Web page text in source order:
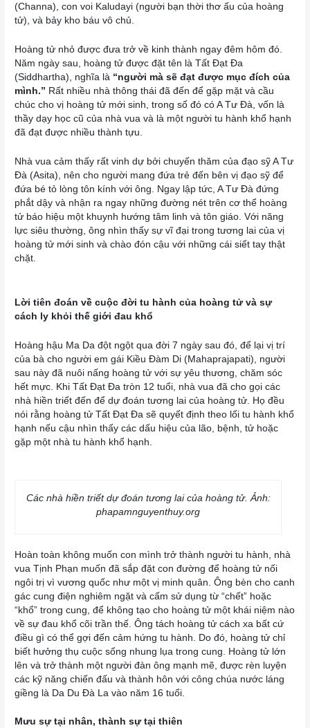
(Channa), con voi Kaludayi (người bạn thời thơ ấu của hoàng
tử), và bảy kho báu vô chủ.
Hoàng tử nhỏ được đưa trở về kinh thành ngay đêm hôm đó.
Năm ngày sau, hoàng tử được đặt tên là Tất Đạt Đa
(Siddhartha), nghĩa là “người mà sẽ đạt được mục đích của
mình.” Rất nhiều nhà thông thái đã đến để gặp mặt và cầu
chúc cho vị hoàng tử mới sinh, trong số đó có A Tư Đà, vốn là
thầy dạy học cũ của nhà vua và là một người tu hành khổ hạnh
đã đạt được nhiều thành tựu.
Nhà vua cảm thấy rất vinh dự bởi chuyến thăm của đạo sỹ A Tư
Đà (Asita), nên cho người mang đứa trẻ đến bên vị đạo sỹ để
đứa bé tỏ lòng tôn kính với ông. Ngay lập tức, A Tư Đà đứng
phắt dậy và nhận ra ngay những đường nét trên cơ thể hoàng
tử báo hiệu một khuynh hướng tâm linh và tôn giáo. Với năng
lực siêu thường, ông nhìn thấy sự vĩ đại trong tương lai của vị
hoàng tử mới sinh và chào đón cậu với những cái siết tay thật
chặt.
Lời tiên đoán về cuộc đời tu hành của hoàng tử và sự
cách ly khỏi thế giới đau khổ
Hoàng hậu Ma Da đột ngột qua đời 7 ngày sau đó, để lại vị trí
của bà cho người em gái Kiều Đàm Di (Mahaprajapati), người
sau này đã nuôi nấng hoàng tử với sự yêu thương, chăm sóc
hết mực. Khi Tất Đạt Đa tròn 12 tuổi, nhà vua đã cho gọi các
nhà hiền triết đến để dự đoán tương lai của hoàng tử. Họ đều
nói rằng hoàng tử Tất Đạt Đa sẽ quyết định theo lối tu hành khổ
hạnh nếu cậu nhìn thấy các dấu hiệu của lão, bệnh, tử hoặc
gặp một nhà tu hành khổ hạnh.
Các nhà hiền triết dự đoán tương lai của hoàng tử. Ảnh:
phapamnguyenthuy.org
Hoàn toàn không muốn con mình trở thành người tu hành, nhà
vua Tịnh Phạn muốn đã sắp đặt con đường để hoàng tử nối
ngôi trị vì vương quốc như một vị minh quân. Ông bèn cho canh
gác cung điện nghiêm ngặt và cấm sử dụng từ “chết” hoặc
“khổ” trong cung, để không tạo cho hoàng tử một khái niệm nào
về sự đau khổ cõi trần thế. Ông tách hoàng tử cách xa bất cứ
điều gì có thể gợi đến cảm hứng tu hành. Do đó, hoàng tử chỉ
biết hưởng thụ cuộc sống nhung lụa trong cung. Hoàng tử lớn
lên và trở thành một người đàn ông mạnh mẽ, được rèn luyện
các kỹ năng chiến đấu và thành hôn với công chúa nước láng
giềng là Da Du Đà La vào năm 16 tuổi.
Mưu sự tại nhân, thành sự tại thiên